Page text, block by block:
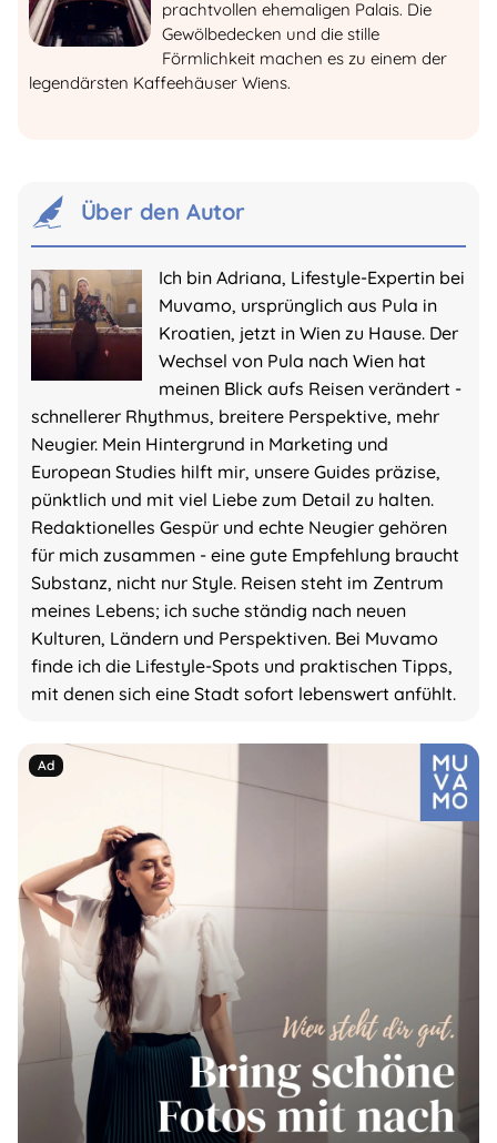
prachtvollen ehemaligen Palais. Die
Gewölbedecken und die stille
Förmlichkeit machen es zu einem der
legendärsten Kaffeehäuser Wiens.
Über den Autor
Ich bin Adriana, Lifestyle-Expertin bei
Muvamo, ursprünglich aus Pula in
Kroatien, jetzt in Wien zu Hause. Der
Wechsel von Pula nach Wien hat
meinen Blick aufs Reisen verändert -
schnellerer Rhythmus, breitere Perspektive, mehr
Neugier. Mein Hintergrund in Marketing und
European Studies hilft mir, unsere Guides präzise,
pünktlich und mit viel Liebe zum Detail zu halten.
Redaktionelles Gespür und echte Neugier gehören
für mich zusammen - eine gute Empfehlung braucht
Substanz, nicht nur Style. Reisen steht im Zentrum
meines Lebens; ich suche ständig nach neuen
Kulturen, Ländern und Perspektiven. Bei Muvamo
finde ich die Lifestyle-Spots und praktischen Tipps,
mit denen sich eine Stadt sofort lebenswert anfühlt.